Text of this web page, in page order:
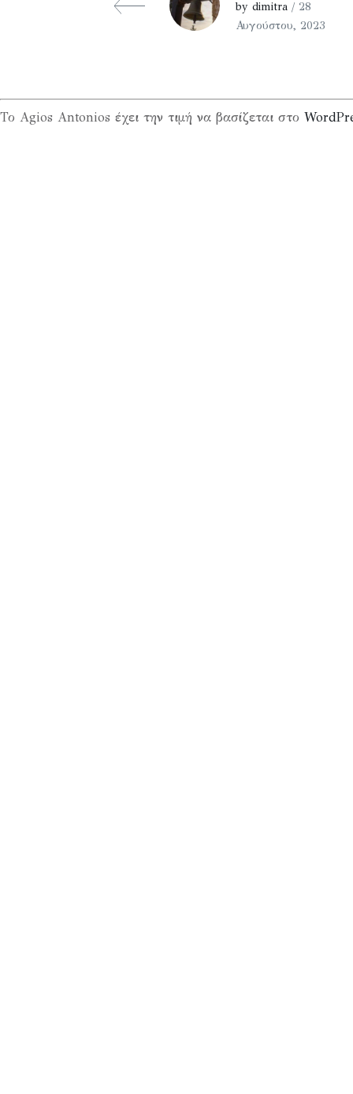
by dimitra / 28
Αυγούστου, 2023
Το Agios Antonios έχει την τιμή να βασίζεται στο